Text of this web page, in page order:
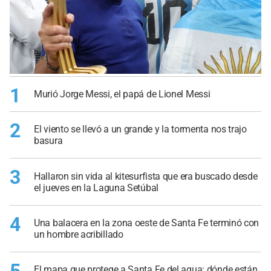
1 Murió Jorge Messi, el papá de Lionel Messi
2
El viento se llevó a un grande y la tormenta nos trajo
basura
3
Hallaron sin vida al kitesurfista que era buscado desde
el jueves en la Laguna Setúbal
4
Una balacera en la zona oeste de Santa Fe terminó con
un hombre acribillado